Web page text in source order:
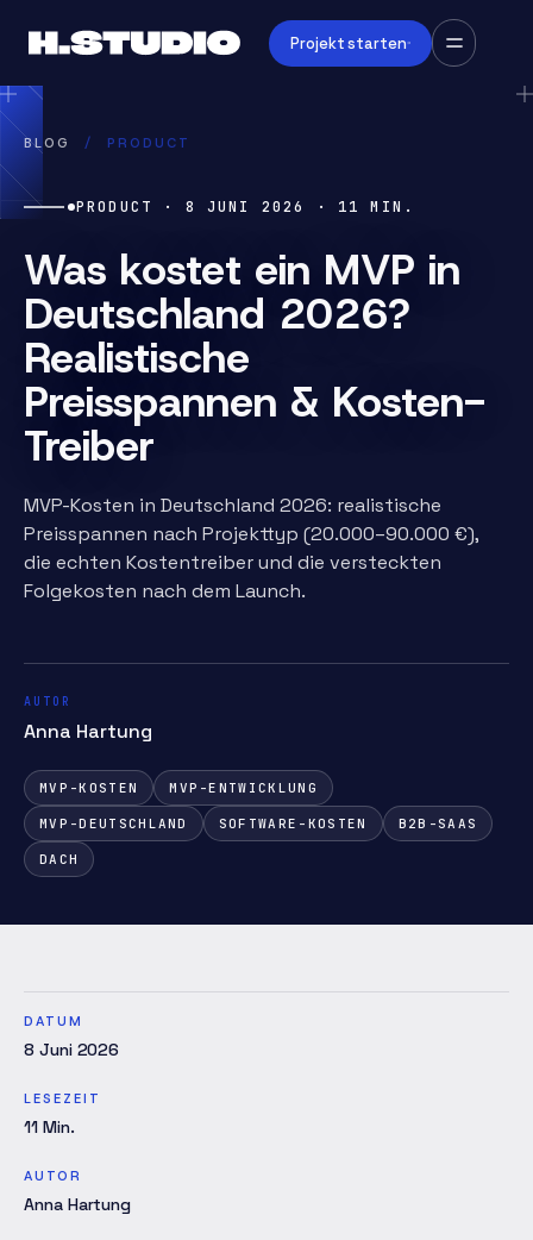
Projekt starten
BLOG / PRODUCT
PRODUCT · 8 JUNI 2026 · 11 MIN.
Was kostet ein MVP in
Deutschland 2026?
Realistische
Preisspannen & Kosten-
Treiber
MVP-Kosten in Deutschland 2026: realistische
Preisspannen nach Projekttyp (20.000–90.000 €),
die echten Kostentreiber und die versteckten
Folgekosten nach dem Launch.
AUTOR
Anna Hartung
MVP-KOSTEN MVP-ENTWICKLUNG
MVP-DEUTSCHLAND SOFTWARE-KOSTEN B2B-SAAS
DACH
DATUM
8 Juni 2026
LESEZEIT
11 Min.
AUTOR
Anna Hartung